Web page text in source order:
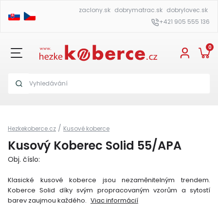
zaclony.sk dobrymatrac.sk dobrylovec.sk
+421 905 555 136
0
Hezkekoberce.cz / Kusové koberce
Kusový Koberec Solid 55/APA
Obj. číslo:
Klasické kusové koberce jsou nezaměnitelným trendem.
Koberce Solid díky svým propracovaným vzorům a sytostí
barev zaujmou každého. Viac informácií